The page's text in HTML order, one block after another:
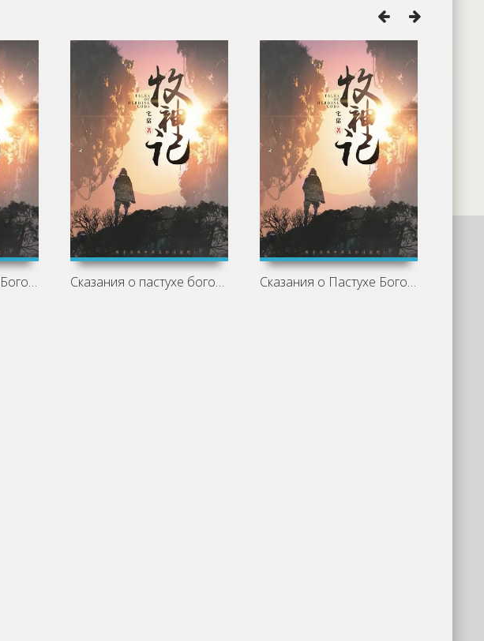
Сказания о Пастухе Богов 8 - Чжай Чжу Сказания о пастухе богов. Том 5 - Zhu Сказания о Пастухе Богов. Том 4 - Zhu